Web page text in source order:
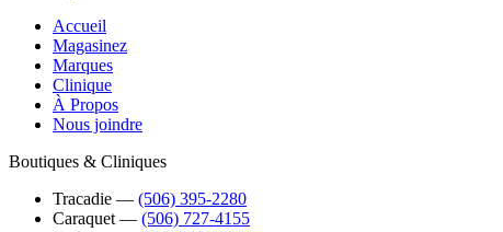
Accueil
Magasinez
Marques
Clinique
À Propos
Nous joindre
Boutiques & Cliniques
Tracadie ― (506) 395-2280
Caraquet ― (506) 727-4155